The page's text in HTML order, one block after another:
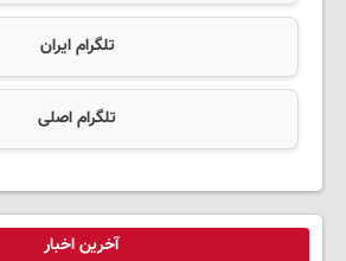
تلگرام ایران
تلگرام اصلی
آخرین اخبار